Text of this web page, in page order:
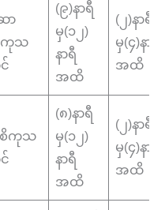
ာ
ကုသ
(၉)နာရီ
မှ(၁၂)
နာရီ
အထိ
(၂)နာရီ
မှ(၄)နာရီ
အထိ
စိကုသ
(၈)နာရီ
မှ(၁၂)
နာရီ
အထိ
(၂)နာရီ
မှ(၄)နာရီ
အထိ